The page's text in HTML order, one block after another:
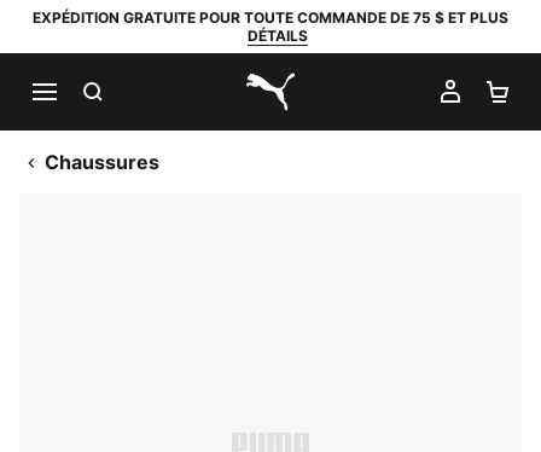
EXPÉDITION GRATUITE POUR TOUTE COMMANDE DE 75 $ ET PLUS
DÉTAILS
PUMA.com
MON
Chaussures